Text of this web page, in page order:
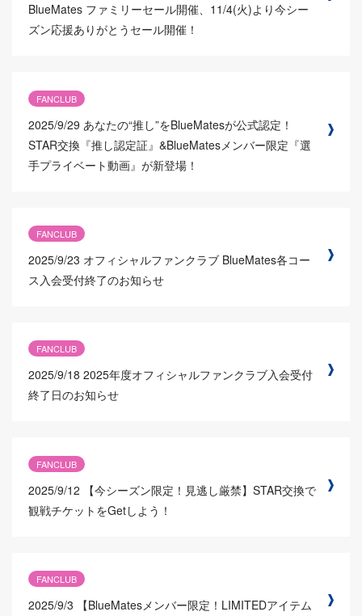
BlueMates ファミリーセール開催、11/4(火)より今シー
ズン応援ありがとうセール開催！
FANCLUB
2025/9/29 あなたの“推し”をBlueMatesが公式認定！
STAR交換『推し認定証』&BlueMatesメンバー限定『選
手プライベート動画』が新登場！
FANCLUB
2025/9/23 オフィシャルファンクラブ BlueMates各コー
ス入会受付終了のお知らせ
FANCLUB
2025/9/18 2025年度オフィシャルファンクラブ入会受付
終了日のお知らせ
FANCLUB
2025/9/12
【今シーズン限定！見逃し厳禁】STAR交換で
観戦チケットをGetしよう！
FANCLUB
2025/9/3
【BlueMatesメンバー限定！LIMITEDアイテム